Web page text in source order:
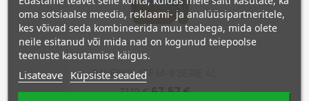
RAVENOL ATF M-9 SERIE 4L
71,12 €67,57 €
oma sotsiaalse meedia, reklaami- ja analüüsipartneritele,
kes võivad seda kombineerida muu teabega, mida olete
neile esitanud või mida nad on kogunud teiepoolse
teenuste kasutamise käigus.
Lisateave Küpsiste seaded